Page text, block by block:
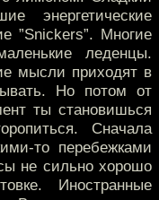
энергетические
”Snickers”. Многие
леденцы.
мысли приходят в
Но потом от
ты становишься
Сначала
то перебежками
не сильно хорошо
Иностранные